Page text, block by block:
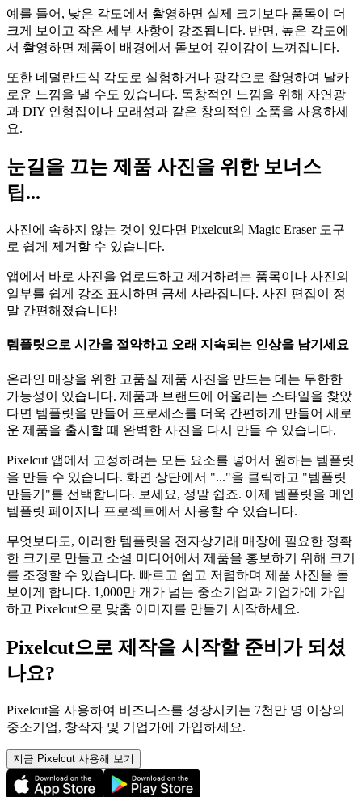
예를 들어, 낮은 각도에서 촬영하면 실제 크기보다 품목이 더
크게 보이고 작은 세부 사항이 강조됩니다. 반면, 높은 각도에
서 촬영하면 제품이 배경에서 돋보여 깊이감이 느껴집니다.
또한 네덜란드식 각도로 실험하거나 광각으로 촬영하여 날카
로운 느낌을 낼 수도 있습니다. 독창적인 느낌을 위해 자연광
과 DIY 인형집이나 모래성과 같은 창의적인 소품을 사용하세
요.
눈길을 끄는 제품 사진을 위한 보너스
팁...
사진에 속하지 않는 것이 있다면 Pixelcut의 Magic Eraser 도구
로 쉽게 제거할 수 있습니다.
앱에서 바로 사진을 업로드하고 제거하려는 품목이나 사진의
일부를 쉽게 강조 표시하면 금세 사라집니다. 사진 편집이 정
말 간편해졌습니다!
템플릿으로 시간을 절약하고 오래 지속되는 인상을 남기세요
온라인 매장을 위한 고품질 제품 사진을 만드는 데는 무한한
가능성이 있습니다. 제품과 브랜드에 어울리는 스타일을 찾았
다면 템플릿을 만들어 프로세스를 더욱 간편하게 만들어 새로
운 제품을 출시할 때 완벽한 사진을 다시 만들 수 있습니다.
Pixelcut 앱에서 고정하려는 모든 요소를 ​​넣어서 원하는 템플릿
을 만들 수 있습니다. 화면 상단에서 "..."을 클릭하고 "템플릿
만들기"를 선택합니다. 보세요, 정말 쉽죠. 이제 템플릿을 메인
템플릿 페이지나 프로젝트에서 사용할 수 있습니다.
무엇보다도, 이러한 템플릿을 전자상거래 매장에 필요한 정확
한 크기로 만들고 소셜 미디어에서 제품을 홍보하기 위해 크기
를 조정할 수 있습니다. 빠르고 쉽고 저렴하며 제품 사진을 돋
보이게 합니다. 1,000만 개가 넘는 중소기업과 기업가에 가입
하고 Pixelcut으로 맞춤 이미지를 만들기 시작하세요.
Pixelcut으로 제작을 시작할 준비가 되셨
나요?
Pixelcut을 사용하여 비즈니스를 성장시키는 7천만 명 이상의
중소기업, 창작자 및 기업가에 가입하세요.
지금 Pixelcut 사용해 보기